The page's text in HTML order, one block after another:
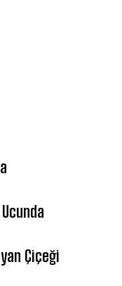
Çiçeği